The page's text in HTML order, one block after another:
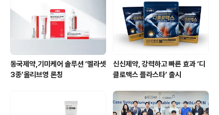
동국제약,기미케어 솔루션 ‘멜라셋
3종’올리브영 론칭
신신제약, 강력하고 빠른 효과 ‘디
클로맥스 플라스타’ 출시